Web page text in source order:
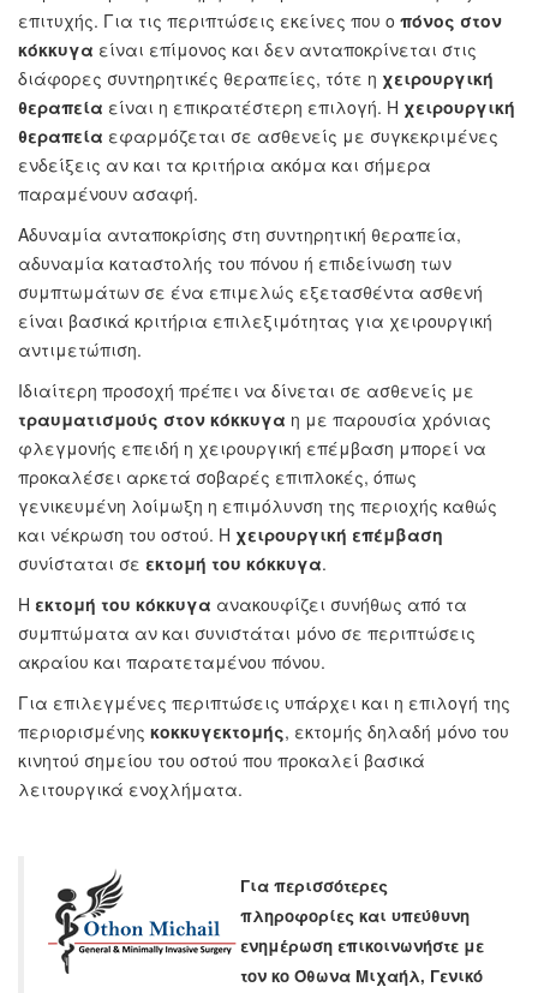
επιτυχής. Για τις περιπτώσεις εκείνες που ο πόνος στον
κόκκυγα είναι επίμονος και δεν ανταποκρίνεται στις
διάφορες συντηρητικές θεραπείες, τότε η χειρουργική
θεραπεία είναι η επικρατέστερη επιλογή. Η χειρουργική
θεραπεία εφαρμόζεται σε ασθενείς με συγκεκριμένες
ενδείξεις αν και τα κριτήρια ακόμα και σήμερα
παραμένουν ασαφή.
Αδυναμία ανταποκρίσης στη συντηρητική θεραπεία,
αδυναμία καταστολής του πόνου ή επιδείνωση των
συμπτωμάτων σε ένα επιμελώς εξετασθέντα ασθενή
είναι βασικά κριτήρια επιλεξιμότητας για χειρουργική
αντιμετώπιση.
Ιδιαίτερη προσοχή πρέπει να δίνεται σε ασθενείς με
τραυματισμούς στον κόκκυγα η με παρουσία χρόνιας
φλεγμονής επειδή η χειρουργική επέμβαση μπορεί να
προκαλέσει αρκετά σοβαρές επιπλοκές, όπως
γενικευμένη λοίμωξη η επιμόλυνση της περιοχής καθώς
και νέκρωση του οστού. Η χειρουργική επέμβαση
συνίσταται σε εκτομή του κόκκυγα.
Η εκτομή του κόκκυγα ανακουφίζει συνήθως από τα
συμπτώματα αν και συνιστάται μόνο σε περιπτώσεις
ακραίου και παρατεταμένου πόνου.
Για επιλεγμένες περιπτώσεις υπάρχει και η επιλογή της
περιορισμένης κοκκυγεκτομής, εκτομής δηλαδή μόνο του
κινητού σημείου του οστού που προκαλεί βασικά
λειτουργικά ενοχλήματα.
Για περισσότερες
πληροφορίες και υπεύθυνη
ενημέρωση επικοινωνήστε με
τον κο Όθωνα Μιχαήλ, Γενικό